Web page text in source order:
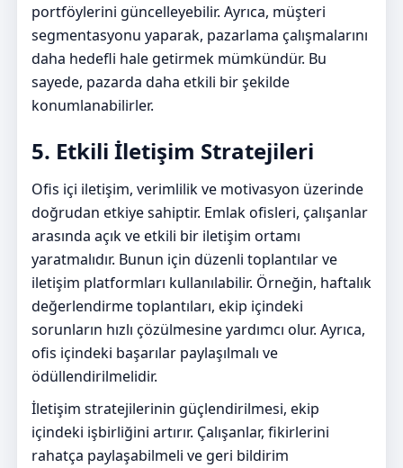
portföylerini güncelleyebilir. Ayrıca, müşteri
segmentasyonu yaparak, pazarlama çalışmalarını
daha hedefli hale getirmek mümkündür. Bu
sayede, pazarda daha etkili bir şekilde
konumlanabilirler.
5. Etkili İletişim Stratejileri
Ofis içi iletişim, verimlilik ve motivasyon üzerinde
doğrudan etkiye sahiptir. Emlak ofisleri, çalışanlar
arasında açık ve etkili bir iletişim ortamı
yaratmalıdır. Bunun için düzenli toplantılar ve
iletişim platformları kullanılabilir. Örneğin, haftalık
değerlendirme toplantıları, ekip içindeki
sorunların hızlı çözülmesine yardımcı olur. Ayrıca,
ofis içindeki başarılar paylaşılmalı ve
ödüllendirilmelidir.
İletişim stratejilerinin güçlendirilmesi, ekip
içindeki işbirliğini artırır. Çalışanlar, fikirlerini
rahatça paylaşabilmeli ve geri bildirim